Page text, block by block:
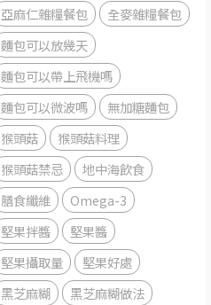
亞麻仁雜糧餐包
全麥雜糧餐包
麵包可以放幾天
麵包可以帶上飛機嗎
麵包可以微波嗎
無加糖麵包
猴頭菇
猴頭菇料理
猴頭菇禁忌
地中海飲食
膳食纖維
Omega-3
堅果拌醬
堅果醬
堅果攝取量
堅果好處
黑芝麻糊
黑芝麻糊做法